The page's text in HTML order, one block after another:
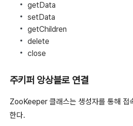
getData
setData
getChildren
delete
close
주키퍼 앙상블로 연결
ZooKeeper 클래스는 생성자를 통해 접
한다.